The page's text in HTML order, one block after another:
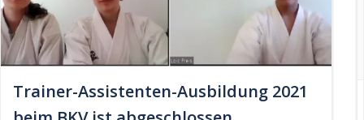
Trainer-Assistenten-Ausbildung 2021